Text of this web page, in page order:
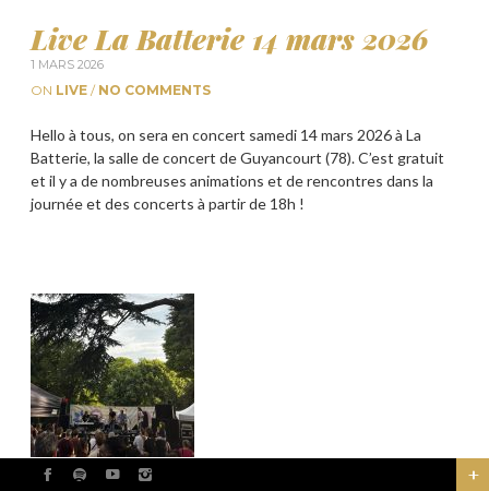
Live La Batterie 14 mars 2026
1 MARS 2026
ON LIVE / NO COMMENTS
Hello à tous, on sera en concert samedi 14 mars 2026 à La
Batterie, la salle de concert de Guyancourt (78). C’est gratuit
et il y a de nombreuses animations et de rencontres dans la
journée et des concerts à partir de 18h !